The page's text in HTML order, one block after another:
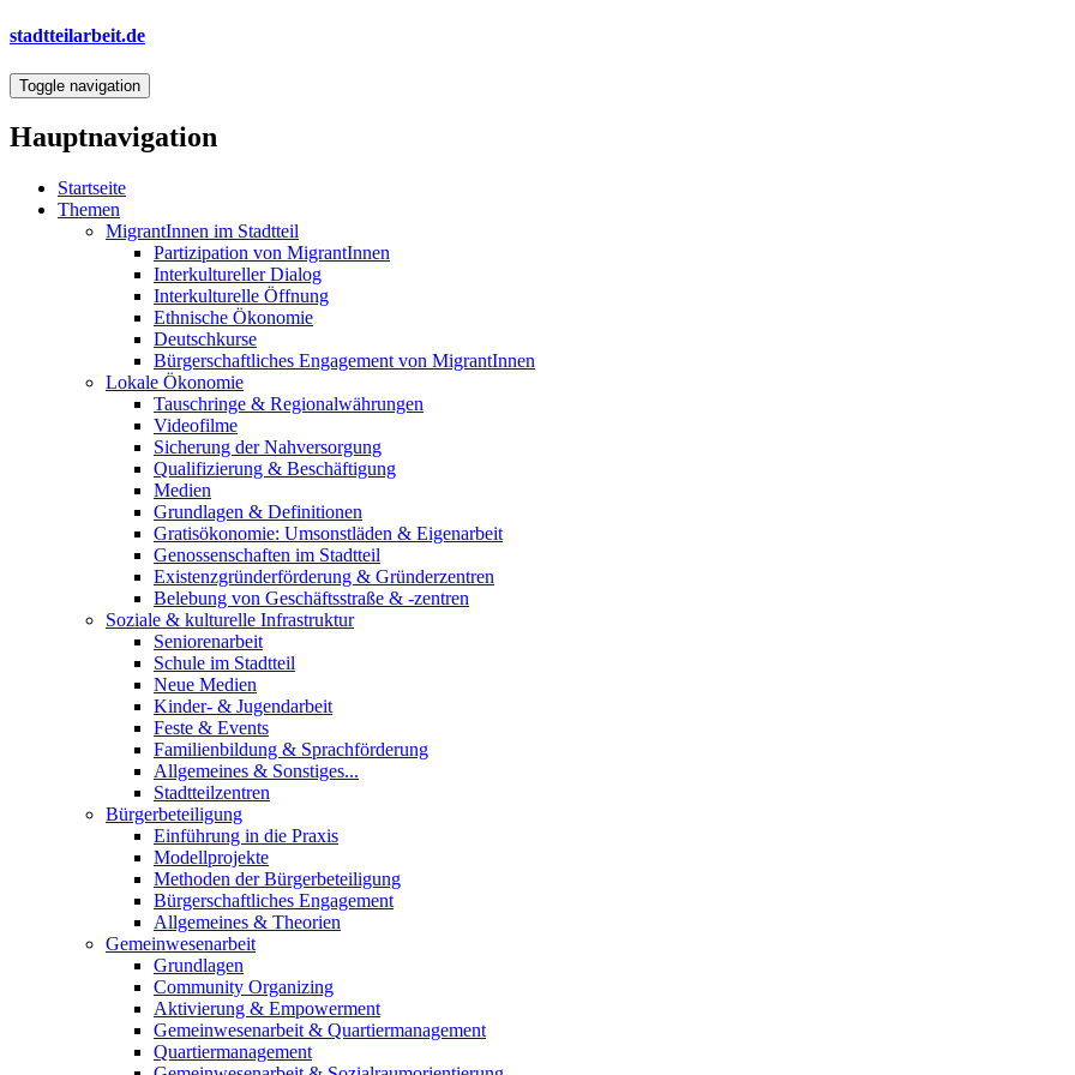
Direkt
Inhalt
stadtteilarbeit.de
Toggle navigation
Hauptnavigation
Startseite
Themen
MigrantInnen im Stadtteil
Partizipation von MigrantInnen
Interkultureller Dialog
Interkulturelle Öffnung
Ethnische Ökonomie
Deutschkurse
Bürgerschaftliches Engagement von MigrantInnen
Lokale Ökonomie
Tauschringe & Regionalwährungen
Videofilme
Sicherung der Nahversorgung
Qualifizierung & Beschäftigung
Medien
Grundlagen & Definitionen
Gratisökonomie: Umsonstläden & Eigenarbeit
Genossenschaften im Stadtteil
Existenzgründerförderung & Gründerzentren
Belebung von Geschäftsstraße & -zentren
Soziale & kulturelle Infrastruktur
Seniorenarbeit
Schule im Stadtteil
Neue Medien
Kinder- & Jugendarbeit
Feste & Events
Familienbildung & Sprachförderung
Allgemeines & Sonstiges...
Stadtteilzentren
Bürgerbeteiligung
Einführung in die Praxis
Modellprojekte
Methoden der Bürgerbeteiligung
Bürgerschaftliches Engagement
Allgemeines & Theorien
Gemeinwesenarbeit
Grundlagen
Community Organizing
Aktivierung & Empowerment
Gemeinwesenarbeit & Quartiermanagement
Quartiermanagement